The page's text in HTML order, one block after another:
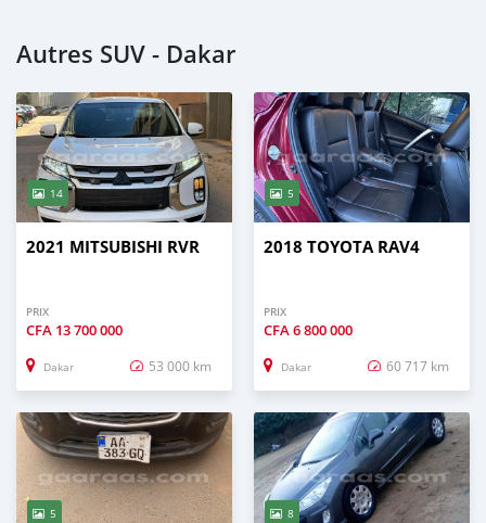
Autres SUV - Dakar
14
2021 MITSUBISHI RVR
PRIX
CFA 13 700 000
Dakar 53 000 km
5
2018 TOYOTA RAV4
PRIX
CFA6 800 000
Dakar 60 717 km
5 8